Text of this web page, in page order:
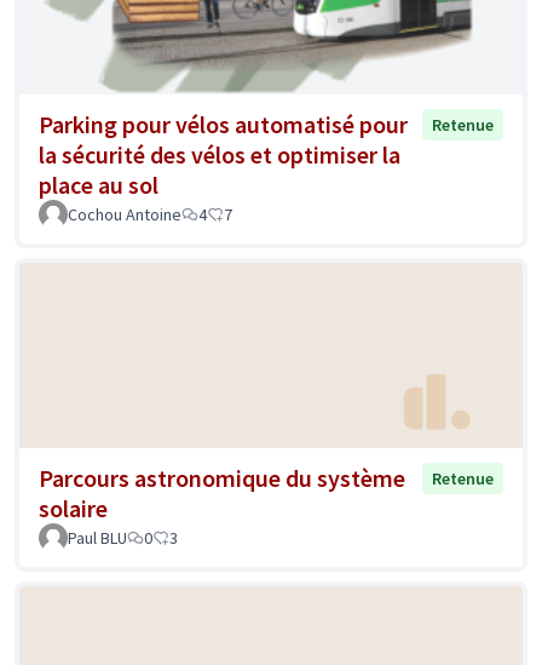
Parking pour vélos automatisé pour
la sécurité des vélos et optimiser la
place au sol
Retenue
Cochou Antoine 4 7
Parcours astronomique du système
solaire
Retenue
Paul BLU 0 3